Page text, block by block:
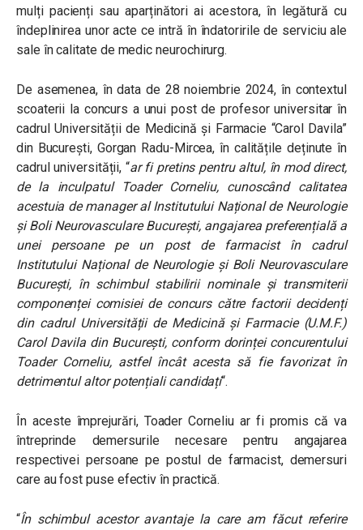
mulți pacienți sau aparținători ai acestora, în legătură cu
îndeplinirea unor acte ce intră în îndatoririle de serviciu ale
sale în calitate de medic neurochirurg.
De asemenea, în data de 28 noiembrie 2024, în contextul
scoaterii la concurs a unui post de profesor universitar în
cadrul Universității de Medicină și Farmacie “Carol Davila”
din București, Gorgan Radu-Mircea, în calitățile deținute în
cadrul universității, “ar fi pretins pentru altul, în mod direct,
de la inculpatul Toader Corneliu, cunoscând calitatea
acestuia de manager al Institutului Național de Neurologie
și Boli Neurovasculare București, angajarea preferențială a
unei persoane pe un post de farmacist în cadrul
Institutului Național de Neurologie și Boli Neurovasculare
București, în schimbul stabilirii nominale și transmiterii
componenței comisiei de concurs către factorii decidenți
din cadrul Universității de Medicină și Farmacie (U.M.F.)
Carol Davila din București, conform dorinței concurentului
Toader Corneliu, astfel încât acesta să fie favorizat în
detrimentul altor potențiali candidați“.
În aceste împrejurări, Toader Corneliu ar fi promis că va
întreprinde demersurile necesare pentru angajarea
respectivei persoane pe postul de farmacist, demersuri
care au fost puse efectiv în practică.
“În schimbul acestor avantaje la care am făcut referire